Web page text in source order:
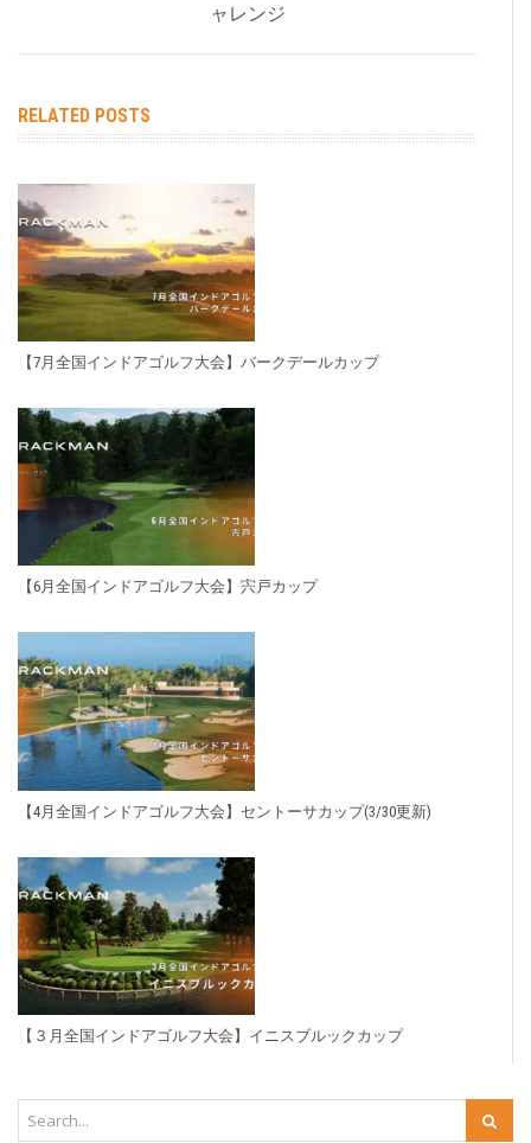
ャレンジ
RELATED POSTS
【7月全国インドアゴルフ大会】バークデールカップ
【6月全国インドアゴルフ大会】宍戸カップ
【4月全国インドアゴルフ大会】セントーサカップ(3/30更新)
【３月全国インドアゴルフ大会】イニスブルックカップ